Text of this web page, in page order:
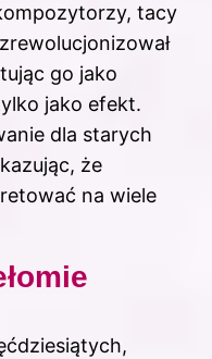
tacy
go jako
jako efekt.
dla starych
że
na wiele